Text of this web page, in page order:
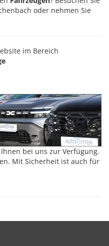
oder nehmen Sie
im Bereich
bei uns zur Verfügung.
Mit Sicherheit ist auch für